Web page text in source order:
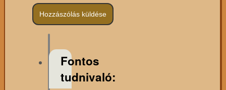
Fontos
tudnivaló: